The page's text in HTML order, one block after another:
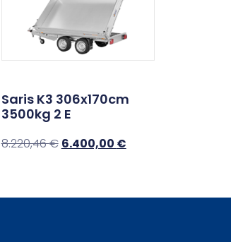
Saris K3 306x170cm
3500kg 2 E
8.220,46€ 6.400,00 €